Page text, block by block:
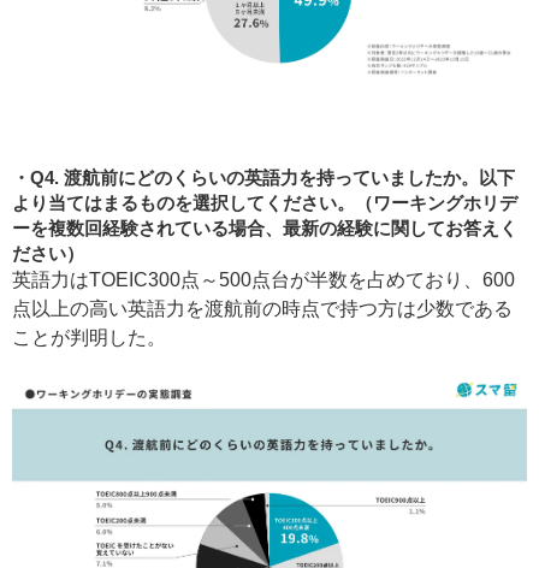
Q4. 渡航前にどのくらいの英語力を持っていましたか。以下
より当てはまるものを選択してください。（ワーキングホリデ
ーを複数回経験されている場合、最新の経験に関してお答えく
ださい）
英語力はTOEIC300点～500点台が半数を占めており、600
点以上の高い英語力を渡航前の時点で持つ方は少数である
ことが判明した。